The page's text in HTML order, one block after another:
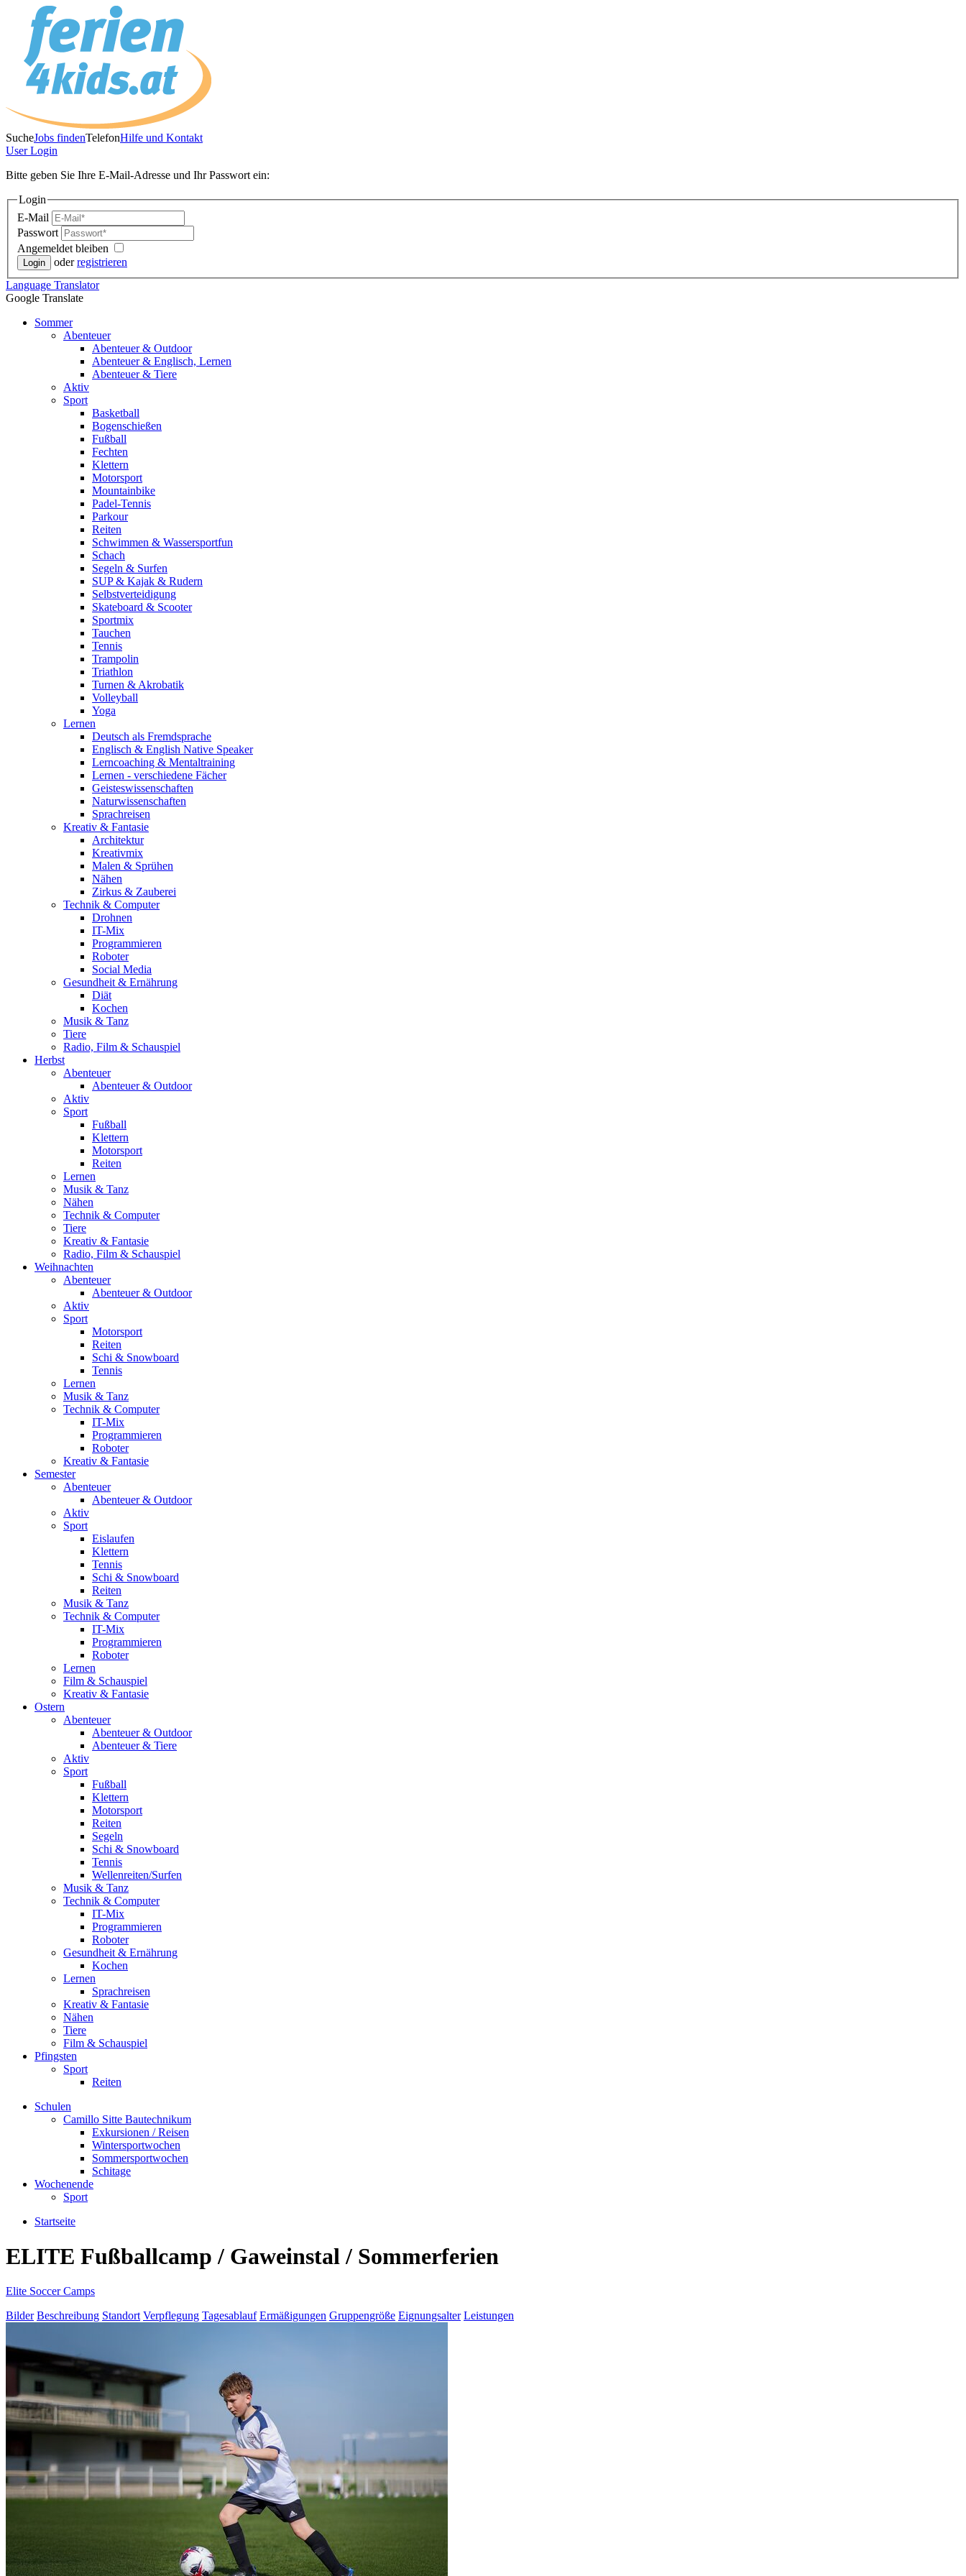
SucheJobs findenTelefonHilfe und Kontakt
UserLogin
Bitte geben Sie Ihre E-Mail-Adresse und Ihr Passwort ein:
Login
E-Mail
Passwort
Angemeldet bleiben
oderregistrieren
Language Translator
Google Translate
Sommer
Abenteuer
Abenteuer & Outdoor
Abenteuer & Englisch, Lernen
Abenteuer & Tiere
Aktiv
Sport
Basketball
Bogenschießen
Fußball
Fechten
Klettern
Motorsport
Mountainbike
Padel-Tennis
Parkour
Reiten
Schwimmen & Wassersportfun
Schach
Segeln & Surfen
SUP & Kajak & Rudern
Selbstverteidigung
Skateboard & Scooter
Sportmix
Tauchen
Tennis
Trampolin
Triathlon
Turnen & Akrobatik
Volleyball
Yoga
Lernen
Deutsch als Fremdsprache
Englisch & English Native Speaker
Lerncoaching & Mentaltraining
Lernen - verschiedene Fächer
Geisteswissenschaften
Naturwissenschaften
Sprachreisen
Kreativ & Fantasie
Architektur
Kreativmix
Malen & Sprühen
Nähen
Zirkus & Zauberei
Technik & Computer
Drohnen
IT-Mix
Programmieren
Roboter
Social Media
Gesundheit & Ernährung
Diät
Kochen
Musik & Tanz
Tiere
Radio, Film & Schauspiel
Herbst
Abenteuer
Abenteuer & Outdoor
Aktiv
Sport
Fußball
Klettern
Motorsport
Reiten
Lernen
Musik & Tanz
Nähen
Technik & Computer
Tiere
Kreativ & Fantasie
Radio, Film & Schauspiel
Weihnachten
Abenteuer
Abenteuer & Outdoor
Aktiv
Sport
Motorsport
Reiten
Schi & Snowboard
Tennis
Lernen
Musik & Tanz
Technik & Computer
IT-Mix
Programmieren
Roboter
Kreativ & Fantasie
Semester
Abenteuer
Abenteuer & Outdoor
Aktiv
Sport
Eislaufen
Klettern
Tennis
Schi & Snowboard
Reiten
Musik & Tanz
Technik & Computer
IT-Mix
Programmieren
Roboter
Lernen
Film & Schauspiel
Kreativ & Fantasie
Ostern
Abenteuer
Abenteuer & Outdoor
Abenteuer & Tiere
Aktiv
Sport
Fußball
Klettern
Motorsport
Reiten
Segeln
Schi & Snowboard
Tennis
Wellenreiten/Surfen
Musik & Tanz
Technik & Computer
IT-Mix
Programmieren
Roboter
Gesundheit & Ernährung
Kochen
Lernen
Sprachreisen
Kreativ & Fantasie
Nähen
Tiere
Film & Schauspiel
Pfingsten
Sport
Reiten
Schulen
Camillo Sitte Bautechnikum
Exkursionen / Reisen
Wintersportwochen
Sommersportwochen
Schitage
Wochenende
Sport
Startseite
ELITE Fußballcamp / Gaweinstal / Sommerferien
Elite Soccer Camps
Bilder Beschreibung Standort Verpflegung Tagesablauf Ermäßigungen Gruppengröße Eignungsalter Leistungen